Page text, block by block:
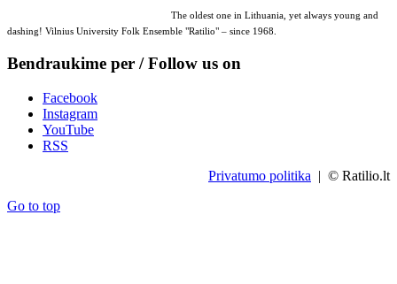
The oldest one in Lithuania, yet always young and
dashing! Vilnius University Folk Ensemble "Ratilio" – since 1968.
Bendraukime per / Follow us on
Facebook
Instagram
YouTube
RSS
Privatumo politika | © Ratilio.lt
Go to top